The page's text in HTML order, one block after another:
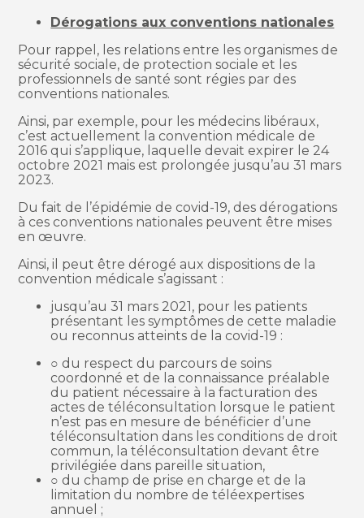
Dérogations aux conventions nationales
Pour rappel, les relations entre les organismes de
sécurité sociale, de protection sociale et les
professionnels de santé sont régies par des
conventions nationales.
Ainsi, par exemple, pour les médecins libéraux,
c’est actuellement la convention médicale de
2016 qui s’applique, laquelle devait expirer le 24
octobre 2021 mais est prolongée jusqu’au 31 mars
2023.
Du fait de l’épidémie de covid-19, des dérogations
à ces conventions nationales peuvent être mises
en œuvre.
Ainsi, il peut être dérogé aux dispositions de la
convention médicale s’agissant :
jusqu’au 31 mars 2021, pour les patients
présentant les symptômes de cette maladie
ou reconnus atteints de la covid-19 :
○ du respect du parcours de soins
coordonné et de la connaissance préalable
du patient nécessaire à la facturation des
actes de téléconsultation lorsque le patient
n’est pas en mesure de bénéficier d’une
téléconsultation dans les conditions de droit
commun, la téléconsultation devant être
privilégiée dans pareille situation,
○ du champ de prise en charge et de la
limitation du nombre de téléexpertises
annuel ;